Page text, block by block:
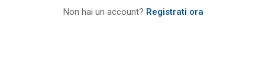
Non hai un account? Registrati ora